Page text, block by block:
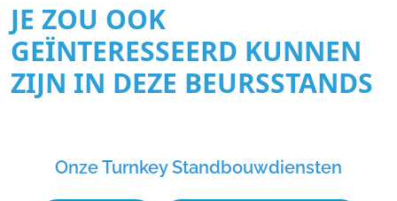
JE ZOU OOK
GEÏNTERESSEERD KUNNEN
ZIJN IN DEZE BEURSSTANDS
Onze Turnkey Standbouwdiensten